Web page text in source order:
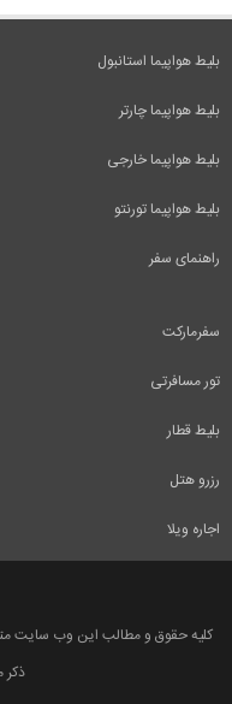
بلیط هواپیما استانبول
بلیط هواپیما چارتر
بلیط هواپیما خارجی
بلیط هواپیما تورنتو
راهنمای سفر
سفرمارکت
تور مسافرتی
بلیط قطار
رزرو هتل
اجاره ویلا
کلیه حقوق و مطالب این وب سایت
ذکر